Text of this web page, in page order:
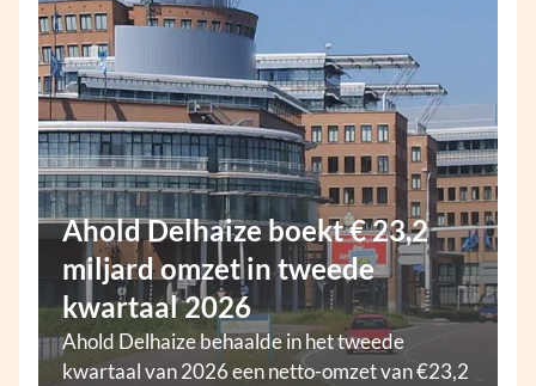
Ahold Delhaize boekt € 23,2
miljard omzet in tweede
kwartaal 2026
Ahold Delhaize behaalde in het tweede
kwartaal van 2026 een netto-omzet van €23,2